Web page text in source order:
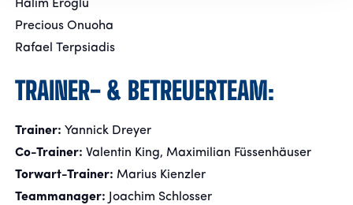
Halim Eroglu
Precious Onuoha
Rafael Terpsiadis
TRAINER- & BETREUERTEAM:
Trainer: Yannick Dreyer
Co-Trainer: Valentin King, Maximilian Füssenhäuser
Torwart-Trainer: Marius Kienzler
Teammanager:
Joachim Schlosser